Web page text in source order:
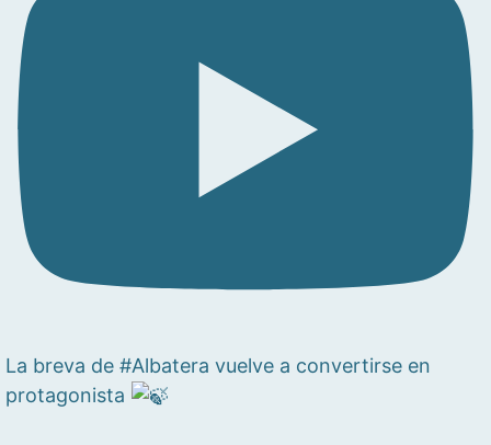
La breva de #Albatera vuelve a convertirse en
protagonista